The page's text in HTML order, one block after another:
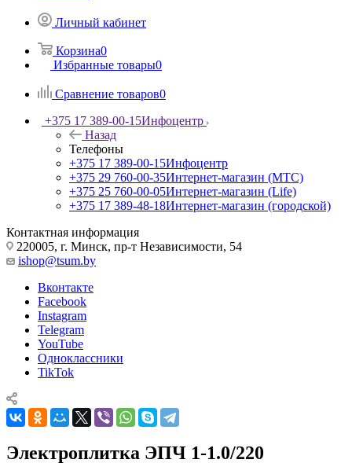
Личный кабинет
Корзина0
Избранные товары0
Сравнение товаров0
+375 17 389-00-15Инфоцентр
Назад
Телефоны
+375 17 389-00-15Инфоцентр
+375 29 760-00-35Интернет-магазин (МТС)
+375 25 760-00-05Интернет-магазин (Life)
+375 17 389-48-18Интернет-магазин (городской)
Контактная информация
220005, г. Минск, пр-т Независимости, 54
ishop@tsum.by
Вконтакте
Facebook
Instagram
Telegram
YouTube
Одноклассники
TikTok
Электроплитка ЭПЧ 1-1.0/220